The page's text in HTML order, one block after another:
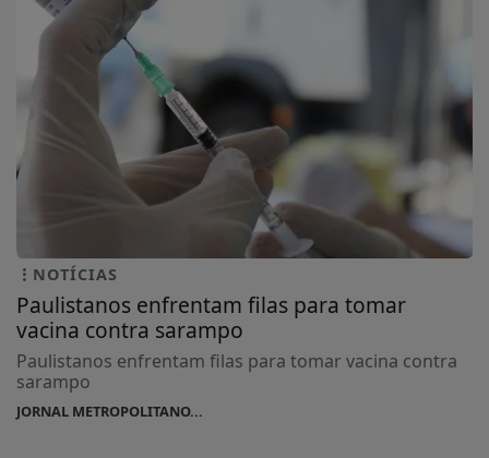
NOTÍCIAS
Paulistanos enfrentam filas para tomar
vacina contra sarampo
Paulistanos enfrentam filas para tomar vacina contra
sarampo
JORNAL METROPOLITANO...